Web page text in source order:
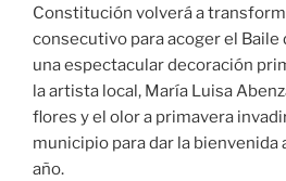
Constitución volverá a
consecutivo para acoger el Baile
una espectacular decoración
la artista local, María Luisa
flores y el olor a primavera
municipio para dar la bienvenida
año.